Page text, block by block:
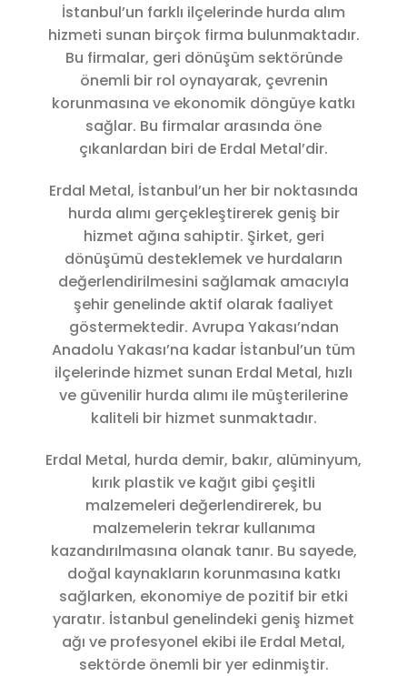
firmalardır, bu yüzden hurda teneke fiyatları ya da
Geri dönüşümün artması İstanbul hurdacı
ekipler arasında bir rekabet yaratmıştır. Ayrıca son
hurda çeşitleri içerisindeki artış da bunu destekler.
ya da hurda demir fiyatları konusunda en güvenilir
alım satım işlemlerini gerçekleştirir. Ayrıca hurdacı
yakın hurdacı ekipleri hızlı şekilde adresinize
yaratmıştır. Siz de güvenilir hurda fiyatları ile alım
sağlamak isterseniz, Erdal Metal personelleri ile
İstanbul’un farklı ilçelerinde hurda alım
hizmeti sunan birçok firma bulunmaktadır.
Bu firmalar, geri dönüşüm sektöründe
önemli bir rol oynayarak, çevrenin
korunmasına ve ekonomik döngüye katkı
sağlar. Bu firmalar arasında öne
çıkanlardan biri de Erdal Metal’dir.
Erdal Metal, İstanbul’un her bir noktasında
hurda alımı gerçekleştirerek geniş bir
hizmet ağına sahiptir. Şirket, geri
dönüşümü desteklemek ve hurdaların
değerlendirilmesini sağlamak amacıyla
şehir genelinde aktif olarak faaliyet
göstermektedir. Avrupa Yakası’ndan
Anadolu Yakası’na kadar İstanbul’un tüm
ilçelerinde hizmet sunan Erdal Metal, hızlı
ve güvenilir hurda alımı ile müşterilerine
kaliteli bir hizmet sunmaktadır.
Erdal Metal, hurda demir, bakır, alüminyum,
kırık plastik ve kağıt gibi çeşitli
malzemeleri değerlendirerek, bu
malzemelerin tekrar kullanıma
kazandırılmasına olanak tanır. Bu sayede,
doğal kaynakların korunmasına katkı
sağlarken, ekonomiye de pozitif bir etki
yaratır. İstanbul genelindeki geniş hizmet
ağı ve profesyonel ekibi ile Erdal Metal,
sektörde önemli bir yer edinmiştir.